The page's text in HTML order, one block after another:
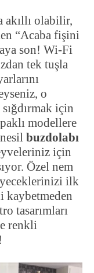
akıllı olabilir,
“Acaba fişini
son! Wi-Fi
tek tuşla
o
için
modellere
buzdolabı
için
Özel nem
ilk
tasarımları
renkli